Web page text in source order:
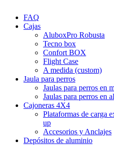
FAQ
Cajas
AluboxPro Robusta
Tecno box
Confort BOX
Flight Case
A medida (custom)
Jaula para perros
Jaulas para perros en
Jaulas para perros en
Cajoneras 4X4
Plataformas de carga
up
Accesorios y Anclajes
Depósitos de aluminio